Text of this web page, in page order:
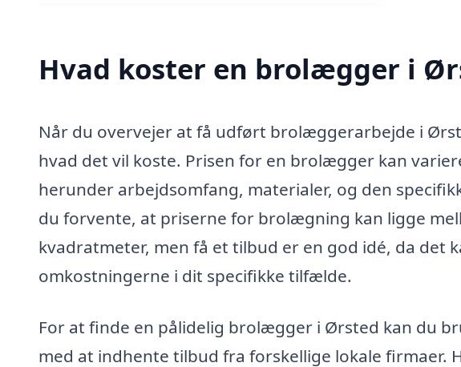
Hvad koster en brolægger i
Når du overvejer at få udført brolæggerarbejde i
hvad det vil koste. Prisen for en brolægger kan
herunder arbejdsomfang, materialer, og den
du forvente, at priserne for brolægning kan ligge
kvadratmeter, men få et tilbud er en god idé, da det
omkostningerne i dit specifikke tilfælde.
For at finde en pålidelig brolægger i Ørsted kan du
med at indhente tilbud fra forskellige lokale firmaer.